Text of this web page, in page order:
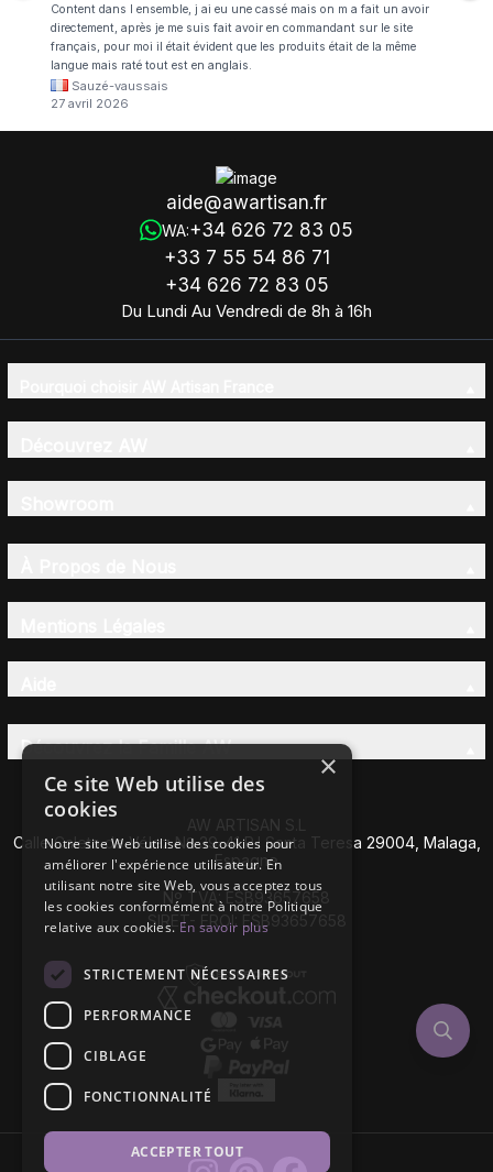
Content dans l ensemble, j ai eu une cassé mais on m a fait un avoir
directement, après je me suis fait avoir en commandant sur le site
français, pour moi il était évident que les produits était de la même
langue mais raté tout est en anglais.
Sauzé-vaussais
27 avril 2026
aide@awartisan.fr
WA:+34 626 72 83 05
+33 7 55 54 86 71
+34 626 72 83 05
Du Lundi Au Vendredi de 8h à 16h
Découvrez la Famille AW
AW ARTISAN S.L
Calle Caleta de Vélez Nº 39-41 P.I Santa Teresa 29004, Malaga,
Espagne
Nº TVA: ESB93657658
SIRET- EROI: ESB93657658
×
Ce site Web utilise des
cookies
Notre site Web utilise des cookies pour
améliorer l'expérience utilisateur. En
utilisant notre site Web, vous acceptez tous
les cookies conformément à notre Politique
relative aux cookies.En savoir plus
STRICTEMENT NÉCESSAIRES
PERFORMANCE
CIBLAGE
FONCTIONNALITÉ
ACCEPTER TOUT